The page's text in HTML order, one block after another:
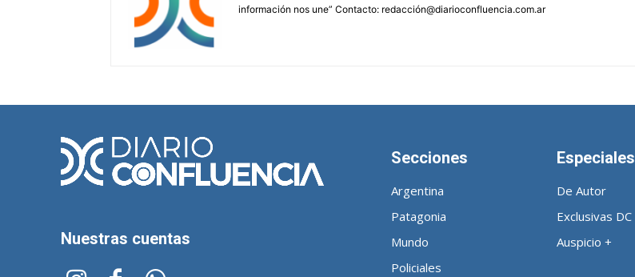
información nos une” Contacto: redacción@diarioconfluencia.com.ar
Nuestras cuentas
Secciones
Argentina
Patagonia
Mundo
Policiales
Especiales
De Autor
Exclusivas DC
Auspicio +